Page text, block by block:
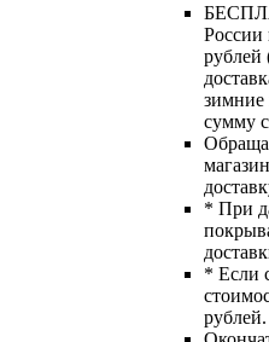
России
рублей
зимние
сумму
* При
* Если
рублей.